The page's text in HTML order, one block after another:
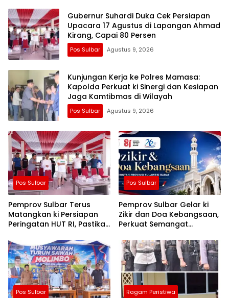
Gubernur Suhardi Duka Cek Persiapan
Upacara 17 Agustus di Lapangan Ahmad
Kirang, Capai 80 Persen
Pos Sulbar Agustus 9, 2026
Kunjungan Kerja ke Polres Mamasa:
Kapolda Perkuat ki Sinergi dan Kesiapan
Jaga Kamtibmas di Wilayah
Pos Sulbar Agustus 9, 2026
Pos Sulbar
Pemprov Sulbar Terus
Matangkan ki Persiapan
Peringatan HUT RI, Pastikan
Pos Sulbar
Pemprov Sulbar Gelar ki
Zikir dan Doa Kebangsaan,
Perkuat Semangat
Persatuan
Pos Sulbar Ragam Peristiwa